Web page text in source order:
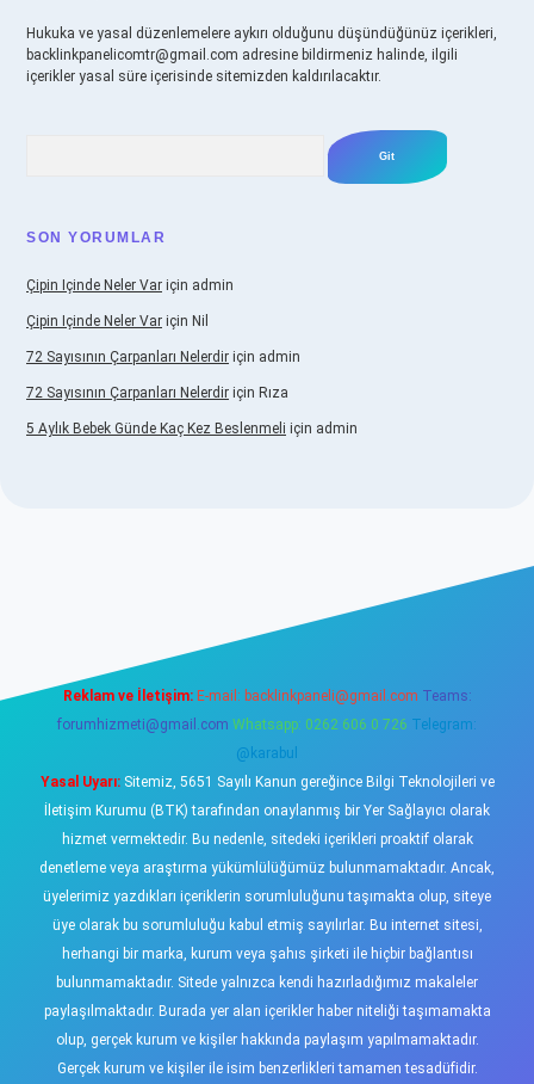
Hukuka ve yasal düzenlemelere aykırı olduğunu düşündüğünüz içerikleri,
backlinkpanelicomtr@gmail.com adresine bildirmeniz halinde, ilgili
içerikler yasal süre içerisinde sitemizden kaldırılacaktır.
SON YORUMLAR
Çipin Içinde Neler Var için admin
Çipin Içinde Neler Var için Nil
72 Sayısının Çarpanları Nelerdir için admin
72 Sayısının Çarpanları Nelerdir için Rıza
5 Aylık Bebek Günde Kaç Kez Beslenmeli için admin
Reklam ve İletişim: E-mail: backlinkpaneli@gmail.com Teams:
forumhizmeti@gmail.com Whatsapp: 0262 606 0 726 Telegram:
@karabul
Yasal Uyarı:Sitemiz, 5651 Sayılı Kanun gereğince Bilgi Teknolojileri ve
İletişim Kurumu (BTK) tarafından onaylanmış bir Yer Sağlayıcı olarak
hizmet vermektedir. Bu nedenle, sitedeki içerikleri proaktif olarak
denetleme veya araştırma yükümlülüğümüz bulunmamaktadır. Ancak,
üyelerimiz yazdıkları içeriklerin sorumluluğunu taşımakta olup, siteye
üye olarak bu sorumluluğu kabul etmiş sayılırlar. Bu internet sitesi,
herhangi bir marka, kurum veya şahıs şirketi ile hiçbir bağlantısı
bulunmamaktadır. Sitede yalnızca kendi hazırladığımız makaleler
paylaşılmaktadır. Burada yer alan içerikler haber niteliği taşımamakta
olup, gerçek kurum ve kişiler hakkında paylaşım yapılmamaktadır.
Gerçek kurum ve kişiler ile isim benzerlikleri tamamen tesadüfidir.